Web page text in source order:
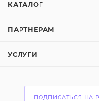
КАТАЛОГ
ПАРТНЕРАМ
УСЛУГИ
ПОДПИСАТЬСЯ НА